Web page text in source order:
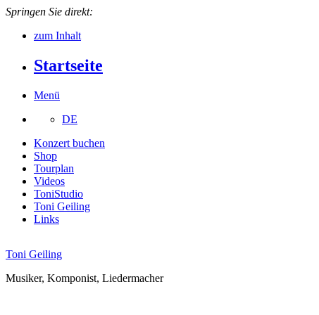
Springen Sie direkt:
zum Inhalt
Startseite
Menü
DE
Konzert buchen
Shop
Tourplan
Videos
ToniStudio
Toni Geiling
Links
Toni Geiling
Musiker, Komponist, Liedermacher